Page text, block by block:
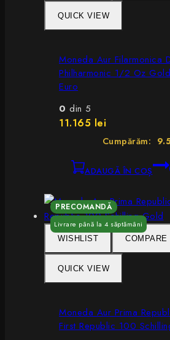
QUICK VIEW
Moneda Aur Filarmonica
Philharmonic 1/2 Oz
Euro
0 din 5
11.165 lei
Cumpărăm:
ADAUGĂ ÎN COȘ
WISHLIST COMPARE
QUICK VIEW
Moneda Aur Prima
First Republic 100